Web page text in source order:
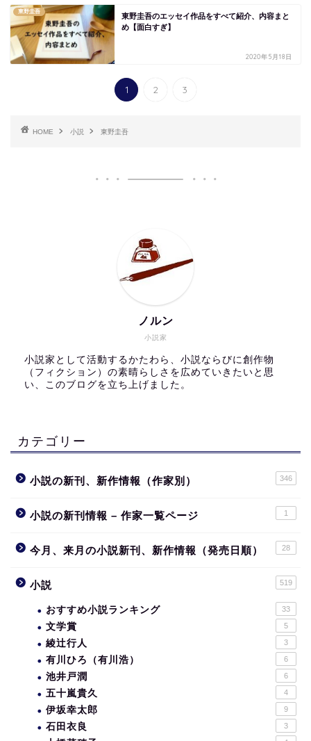
東野圭吾
東野圭吾のエッセイ作品をすべて紹介、内容まと
め【面白すぎ】
2020年5月18日
1 2 3
HOME 小説 東野圭吾
小説家
ノルン
小説家として活動するかたわら、小説ならびに創作物
（フィクション）の素晴らしさを広めていきたいと思
い、このブログを立ち上げました。
カテゴリー
小説の新刊、新作情報（作家別） 346
小説の新刊情報 – 作家一覧ページ 1
今月、来月の小説新刊、新作情報（発売日順） 28
小説 519
おすすめ小説ランキング 33
文学賞 5
綾辻行人 3
有川ひろ（有川浩） 6
池井戸潤 6
五十嵐貴久 4
伊坂幸太郎 9
石田衣良 3